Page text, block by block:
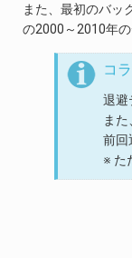
また、最初のバッ
の2000～2010年
コ
退避
ま
前回
※ た